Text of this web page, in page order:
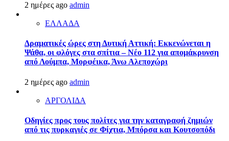
2 ημέρες ago admin
ΕΛΛΑΔΑ
Δραματικές ώρες στη Δυτική Αττική: Εκκενώνεται η
Ψάθα, οι φλόγες στα σπίτια – Νέο 112 για απομάκρυνση
από Λούμπα, Μορφέικα, Άνω Αλεποχώρι
2 ημέρες ago admin
ΑΡΓΟΛΙΔΑ
Οδηγίες προς τους πολίτες για την καταγραφή ζημιών
από τις πυρκαγιές σε Φίχτια, Μπόρσα και Κουτσοπόδι